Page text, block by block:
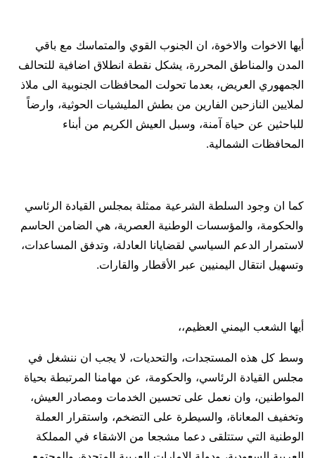
أيها الاخوات والاخوة، ان الجنوب القوي والمتماسك مع باقي
المدن والمناطق المحررة، يشكل نقطة انطلاق اضافية للتحالف
الجمهوري العريض، بعدما تحولت المحافظات الجنوبية الى ملاذ
لملايين النازحين الفارين من بطش المليشيات الحوثية، وارضاً
للباحثين عن حياة آمنة، وسبل العيش الكريم من أبناء
المحافظات الشمالية.
كما ان وجود السلطة الشرعية ممثلة بمجلس القيادة الرئاسي
والحكومة، والمؤسسات الوطنية العصرية، هي الضامن الحاسم
لاستمرار الدعم السياسي لقضايانا العادلة، وتدفق المساعدات،
وتسهيل انتقال اليمنيين عبر الأقطار والقارات.
أيها الشعب اليمني العظيم،،
وسط كل هذه المستجدات، والتحديات، لا يجب ان ننشغل في
مجلس القيادة الرئاسي، والحكومة، عن مهامنا المرتبطة بحياة
المواطنين، وان نعمل على تحسين الخدمات ومصادر العيش،
وتخفيف المعاناة، والسيطرة على التضخم، واستقرار العملة
الوطنية التي ستتلقى دعما مشجعا من الاشقاء في المملكة